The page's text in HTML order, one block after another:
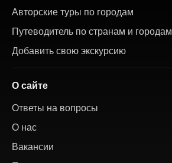
Авторские туры по городам
Путеводитель по странам и городам
Добавить свою экскурсию
О сайте
Ответы на вопросы
О нас
Вакансии